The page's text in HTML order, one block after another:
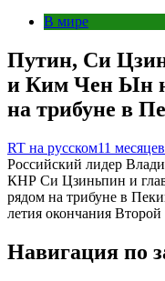
В мире
Путин, Си
и Ким Чен Ын
на трибуне в
RT на русском11
Российский лидер
КНР Си Цзиньпин и
рядом на трибуне в
летия окончания
Навигация по